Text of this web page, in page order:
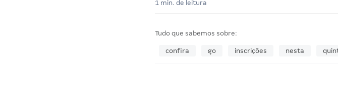
1 min. de leitura
Tudo que sabemos sobre:
confira go inscrições nesta